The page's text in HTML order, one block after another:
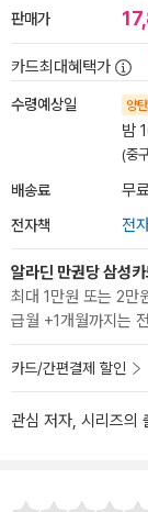
판매가
카드최대혜택가
수령예상일 양
밤
(중
배송료 무
전자책 전
알라딘 만권당 삼성
최대 1만원 또는 2
급월 +1개월까지는
카드/간편결제 할인
관심 저자, 시리즈의